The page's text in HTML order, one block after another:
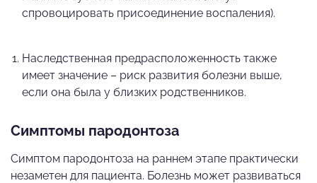
спровоцировать присоединение воспаления).
Наследственная предрасположенность также
имеет значение – риск развития болезни выше,
если она была у близких родственников.
Симптомы пародонтоза
Симптом пародонтоза на раннем этапе практически
незаметен для пациента. Болезнь может развиваться